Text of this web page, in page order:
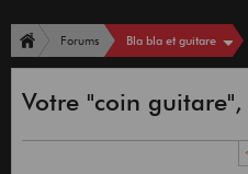
Forums Bla bla et guitare
Votre "coin guitare",